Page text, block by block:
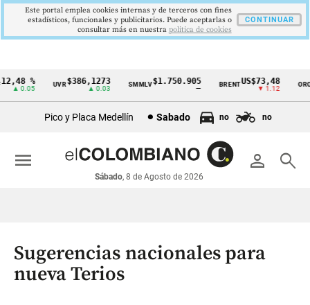
Cintillo
económicos
Colombia
%
▲ 0.05
UVR$386,1273
▲ 0.03
SMMLV$1.750.905 BRENTUS$73,48
▼ 1.12
ORO
Pico y Placa Medellín Sabado no no
person search
Sábado, 8 de Agosto de 2026
menu
Sugerencias nacionales para
nueva Terios
Este portal emplea cookies internas y de terceros con fines
estadísticos, funcionales y publicitarios. Puede aceptarlas o
consultar más en nuestra politica de cookies
CONTINUAR